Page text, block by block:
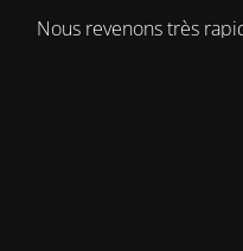
Nous revenons très